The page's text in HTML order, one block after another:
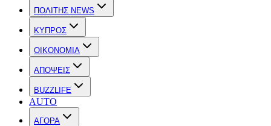
ΠΟΛΙΤΗΣ NEWS
ΚΥΠΡΟΣ
OIKONOMIA
ΑΠΟΨΕΙΣ
BUZZLIFE
AUTO
ΑΓΟΡΑ